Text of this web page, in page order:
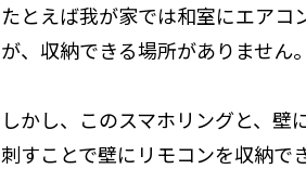
たとえば我が家では和室にエア
が、収納できる場所がありません。
しかし、このスマホリングと、
刺すことで壁にリモコンを収納で